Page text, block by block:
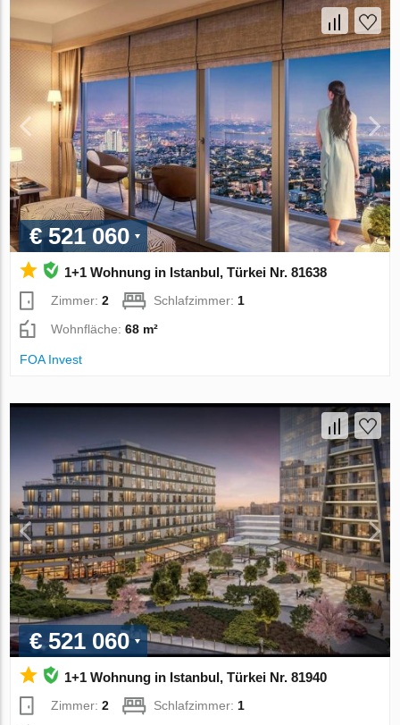
€ 521 060
1+1 Wohnung in Istanbul, Türkei Nr. 81638
Zimmer:2 Schlafzimmer: 1
Wohnfläche:68 m²
FOA Invest
€ 521 060
1+1 Wohnung in Istanbul, Türkei Nr. 81940
Zimmer:2 Schlafzimmer: 1